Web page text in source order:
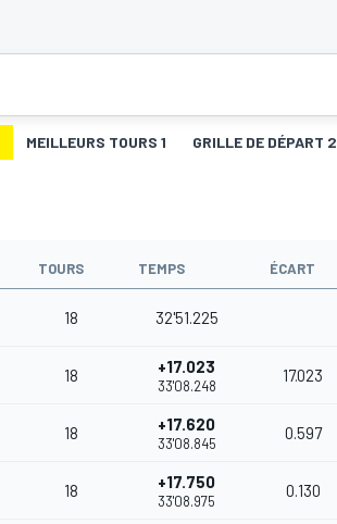
MEILLEURS TOURS 1 GRILLE DE DÉPART 2
TOURS TEMPS ÉCART
18 32'51.225
18 +17.023
33'08.248
17.023
18 +17.620
33'08.845
0.597
18 +17.750
33'08.975
0.130